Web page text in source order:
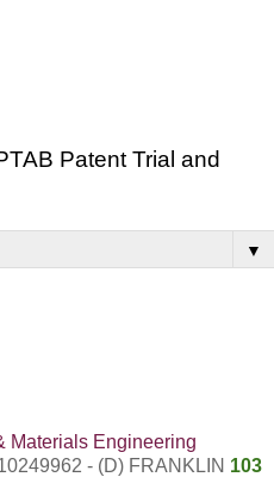
Patent Trial and
▼
Materials Engineering
- (D) FRANKLIN 103